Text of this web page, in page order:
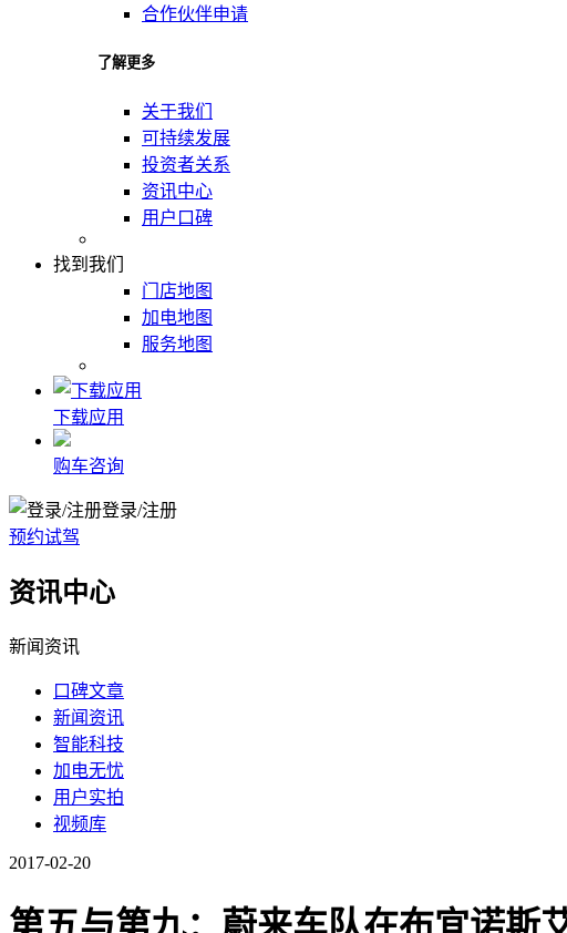
合作伙伴申请
了解更多
关于我们
可持续发展
投资者关系
资讯中心
用户口碑
找到我们
门店地图
加电地图
服务地图
下载应用
购车咨询
登录/注册
预约试驾
资讯中心
新闻资讯
口碑文章
新闻资讯
智能科技
加电无忧
用户实拍
视频库
2017-02-20